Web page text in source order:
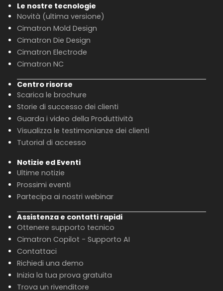
Le nostre tecnologie
Novità (ultima versione)
Cimatron Mold Design
Cimatron Die Design
Cimatron Electrode
Cimatron NC
Centro risorse
Scarica le brochure
Storie di successo dei clienti
Guarda i video della Produttività
Visualizza le testimonianze dei clienti
Tutorial di accesso
Notizie ed Eventi
Ultime notizie
Prossimi eventi
Partecipa ai nostri webinar
Assistenza e contatti rapidi
Ottenere supporto tecnico
Cimatron Copilot - Supporto AI
Contattaci
Richiedi una demo
Inizia la tua prova gratuita
Trova un rivenditore